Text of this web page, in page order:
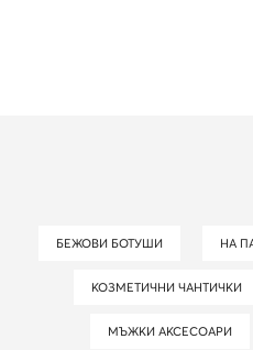
БЕЖОВИ БОТУШИ НА
КОЗМЕТИЧНИ ЧАНТИЧКИ
МЪЖКИ АКСЕСОАРИ